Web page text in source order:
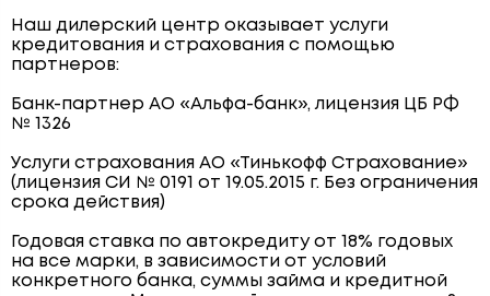
Наш дилерский центр оказывает услуги
кредитования и страхования с помощью
партнеров:
Банк-партнер АО «Альфа-банк», лицензия ЦБ РФ
№ 1326
Услуги страхования АО «Тинькофф Страхование»
(лицензия СИ № 0191 от 19.05.2015 г. Без ограничения
срока действия)
Годовая ставка по автокредиту от 18% годовых
на все марки, в зависимости от условий
конкретного банка, суммы займа и кредитной